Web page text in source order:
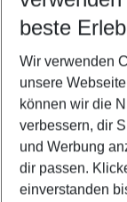
2 Erwachsene
beste
Wir verwenden
unsere
können wir die
verbessern, dir
und Werbung
dir passen.
einverstanden